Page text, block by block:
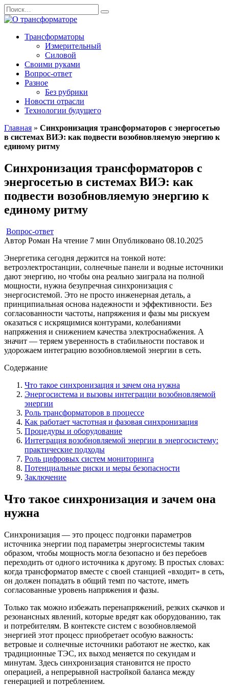
Перейти
к
содержанию
Search
for:
Трансформаторы
Измерительный
Силовой
Своими руками
Вопрос-ответ
Разное
Без рубрики
Новости отрасли
Технологии будущего
Главная » Синхронизация трансформаторов с энергосетью
в системах ВИЭ: как подвести возобновляемую энергию к
единому ритму
Синхронизация трансформаторов с
энергосетью в системах ВИЭ: как
подвести возобновляемую энергию к
единому ритму
Вопрос-ответ
Автор Роман На чтение 7 мин Опубликовано 08.10.2025
Энергетика сегодня держится на тонкой ноте:
ветроэлектростанции, солнечные панели и водные источники
дают энергию, но чтобы она реально заиграла на полной
мощности, нужна безупречная синхронизация с
энергосистемой. Это не просто инженерная деталь, а
принципиальная основа надежности и эффективности. Без
согласованности частоты, напряжения и фазы мы рискуем
оказаться с искрящимися контурами, колебаниями
напряжения и снижением качества электроснабжения. А
значит — теряем уверенность в стабильности поставок и
удорожаем интеграцию возобновляемой энергии в сеть.
Содержание
Что такое синхронизация и зачем она нужна
Энергосистема и вызовы интеграции возобновляемой
энергии
Роль трансформаторов в процессе
Как работает частотная и фазовая синхронизация
Процедуры и оборудование
Интеграция возобновляемой энергии в энергосистему:
практические подходы
Роль цифровых систем мониторинга
Потенциальные риски и меры безопасности
Заключение
Что такое синхронизация и зачем она
нужна
Синхронизация — это процесс подгонки параметров
источника энергии под параметры энергосистемы таким
образом, чтобы мощность могла безопасно и без перебоев
переходить от одного источника к другому. В простых словах:
когда трансформатор вместе с своей станцией «входит» в сеть,
он должен попадать в общий темп по частоте, иметь
согласованные уровень напряжения и фазы.
Только так можно избежать перенапряжений, резких скачков и
резонансных явлений, которые вредят как оборудованию, так
и потребителям. В контексте систем с возобновляемой
энергией этот процесс приобретает особую важность:
ветровые и солнечные источники работают не жестко, как
традиционные ТЭС, их выход меняется по секундам и
минутам. Здесь синхронизация становится не просто
операцией, а непрерывной настройкой баланса между
генерацией и потреблением.